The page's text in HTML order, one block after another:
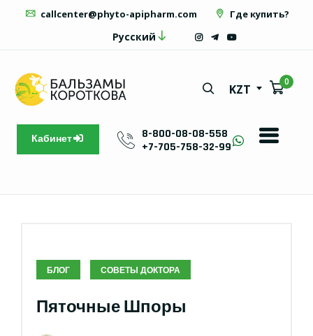
callcenter@phyto-apipharm.com Где купить?
Русский
KZT
0
Кабинет
8-800-08-08-558
+7-705-758-32-99
БЛОГ СОВЕТЫ ДОКТОРА
Пяточные Шпоры